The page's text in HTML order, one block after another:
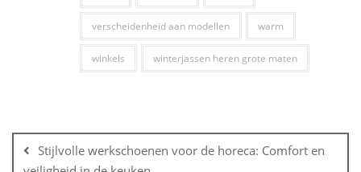
verscheidenheid aan modellen warm
winkels winterjassen heren grote maten
navigatie
Stijlvolle werkschoenen voor de horeca: Comfort en